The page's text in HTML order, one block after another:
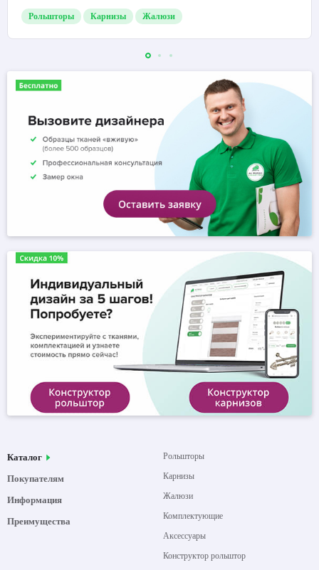
Рольшторы Карнизы Жалюзи
Каталог
Покупателям
Информация
Преимущества
Рольшторы
Карнизы
Жалюзи
Комплектующие
Аксессуары
Конструктор рольштор